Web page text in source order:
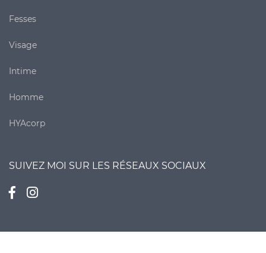
Fesses
Visage
Intime
Homme
HYAcorp
SUIVEZ MOI SUR LES RÉSEAUX SOCIAUX